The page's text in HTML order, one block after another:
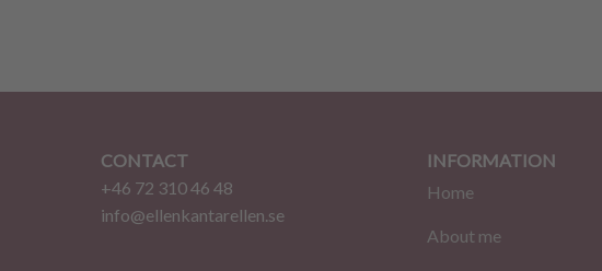
CONTACT
+46 72 310 46 48
info@ellenkantarellen.se
INFORMATION
Home
About me